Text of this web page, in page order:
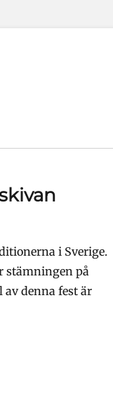
i Sverige.
stämningen på
av denna fest är